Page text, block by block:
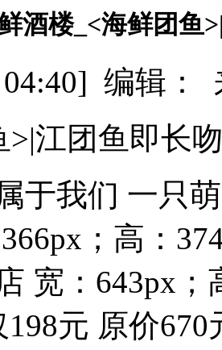
酒楼_<海鲜团鱼
04:40] 编辑
>|江团鱼即长
于我们 一只
；高：
宽：643px；
198元 原价